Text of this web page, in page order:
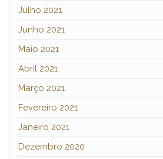
Julho 2021
Junho 2021
Maio 2021
Abril 2021
Março 2021
Fevereiro 2021
Janeiro 2021
Dezembro 2020